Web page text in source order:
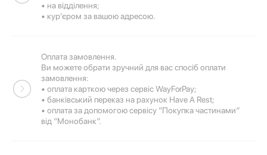
• на відділення;
• кур'єром за вашою адресою.
Оплата замовлення.
Ви можете обрати зручний для вас спосіб оплати
замовлення:
• оплата карткою через сервіс WayForPay;
• банківський переказ на рахунок Have A Rest;
• оплата за допомогою сервісу “Покупка частинами”
від “Монобанк”.